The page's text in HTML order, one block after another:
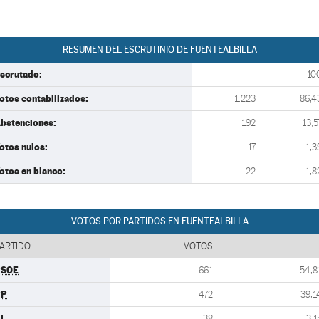
RESUMEN DEL ESCRUTINIO DE FUENTEALBILLA
contabilizados: 1.223
192
nulos: 17
en blanco: 22
VOTOS POR PARTIDOS EN FUENTEALBILLA
VOTOS
661
472